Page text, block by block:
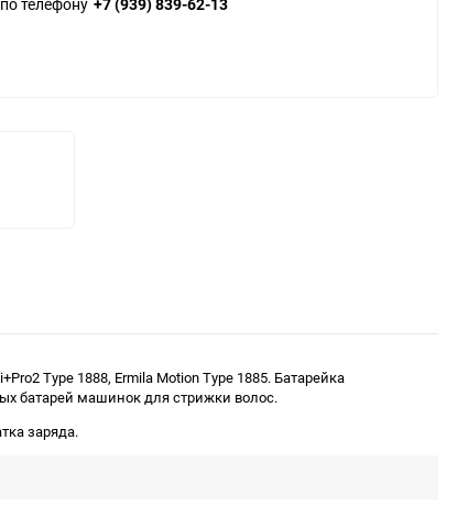
Type 1888, Ermila Motion Type 1885. Батарейка
батарей машинок для стрижки волос.
заряда.